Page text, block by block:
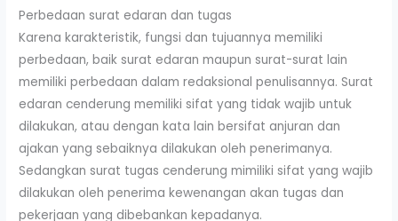
Perbedaan surat edaran dan tugas
Karena karakteristik, fungsi dan tujuannya memiliki
perbedaan, baik surat edaran maupun surat-surat lain
memiliki perbedaan dalam redaksional penulisannya. Surat
edaran cenderung memiliki sifat yang tidak wajib untuk
dilakukan, atau dengan kata lain bersifat anjuran dan
ajakan yang sebaiknya dilakukan oleh penerimanya.
Sedangkan surat tugas cenderung mimiliki sifat yang wajib
dilakukan oleh penerima kewenangan akan tugas dan
pekerjaan yang dibebankan kepadanya.